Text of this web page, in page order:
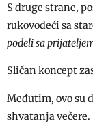
S druge strane,
rukovodeći sa
podeli sa
Sličan koncept
Međutim, ovo su
shvatanja večere.